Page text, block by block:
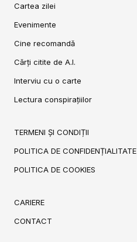
Cartea zilei
Evenimente
Cine recomandă
Cărți citite de A.I.
Interviu cu o carte
Lectura conspirațiilor
TERMENI ȘI CONDIȚII
POLITICA DE CONFIDENȚIALITATE
POLITICA DE COOKIES
CARIERE
CONTACT